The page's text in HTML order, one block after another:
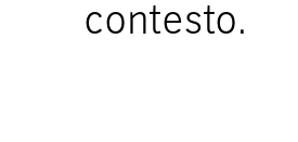
contesto.